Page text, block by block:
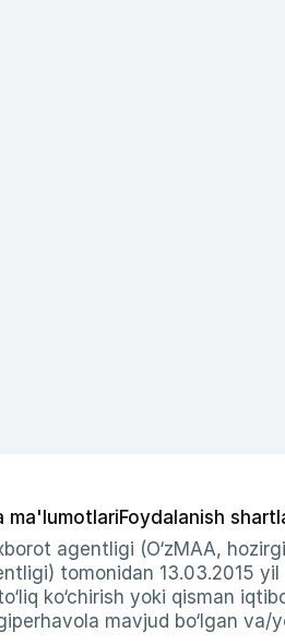
ma'lumotlariFoydalanish
agentligi (O‘zMAA,
tomonidan 13.03.2015
ko‘chirish yoki qisman
mavjud bo‘lgan